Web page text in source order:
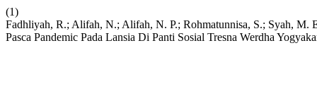
(1)
Fadhliyah, R.; Alifah, N.; Alifah, N. P.; Rohmatunnisa, S.; Syah,
Pasca Pandemic Pada Lansia Di Panti Sosial Tresna Werdha